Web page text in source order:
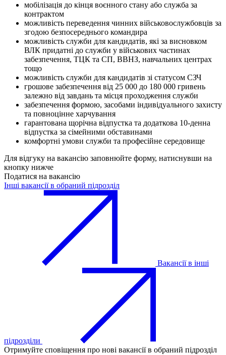
мобілізація до кінця воєнного стану або служба за
контрактом
можливість переведення чинних військовослужбовців за
згодою безпосереднього командира
можливість служби для кандидатів, які за висновком
ВЛК придатні до служби у військових частинах
забезпечення, ТЦК та СП, ВВНЗ, навчальних центрах
тощо
можливість служби для кандидатів зі статусом СЗЧ
грошове забезпечення від 25 000 до 180 000 гривень
залежно від завдань та місця проходження служби
забезпечення формою, засобами індивідуального захисту
та повноцінне харчування
гарантована щорічна відпустка та додаткова 10-денна
відпустка за сімейними обставинами
комфортні умови служби та професійне середовище
Для відгуку на вакансію заповнюйте форму, натиснувши на
кнопку нижче
Податися на вакансію
Інші вакансії в обраний підрозділ
Вакансії в інші
підрозділи
Отримуйте сповіщення про нові вакансії в обраний підрозділ